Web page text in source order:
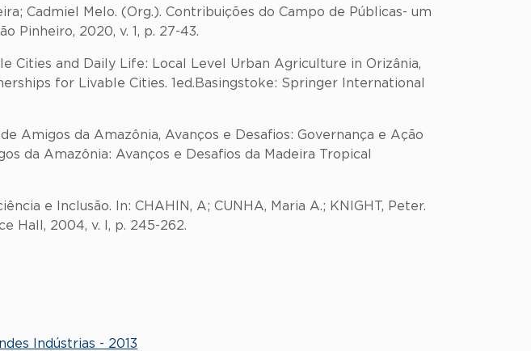
Cadmiel Melo. (Org.). Contribuições do Campo de Públicas- um
Pinheiro, 2020, v. 1, p. 27-43.
Cities and Daily Life: Local Level Urban Agriculture in Orizânia,
for Livable Cities. 1ed.Basingstoke: Springer International
Amigos da Amazônia, Avanços e Desafios: Governança e Ação
da Amazônia: Avanços e Desafios da Madeira Tropical
e Inclusão. In: CHAHIN, A; CUNHA, Maria A.; KNIGHT, Peter.
Hall, 2004, v. I, p. 245-262.
Indústrias - 2013